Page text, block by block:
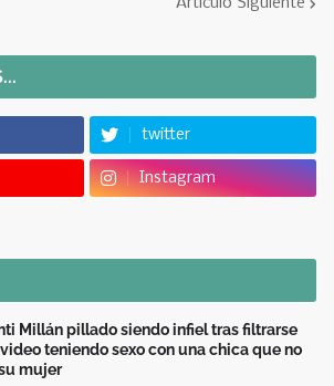
twitter
Instagram
Millán pillado siendo infiel tras filtrarse
teniendo sexo con una chica que no
mujer